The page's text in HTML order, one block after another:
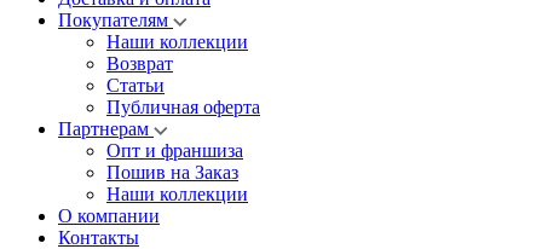
Покупателям
Наши коллекции
Возврат
Статьи
Публичная оферта
Партнерам
Опт и франшиза
Пошив на Заказ
Наши коллекции
О компании
Контакты